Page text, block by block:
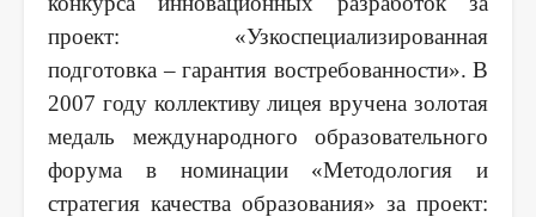
проект: «Узкоспециализированная
подготовка – гарантия востребованности». В
2007 году коллективу лицея вручена золотая
медаль международного образовательного
форума в номинации «Методология и
стратегия качества образования» за проект: